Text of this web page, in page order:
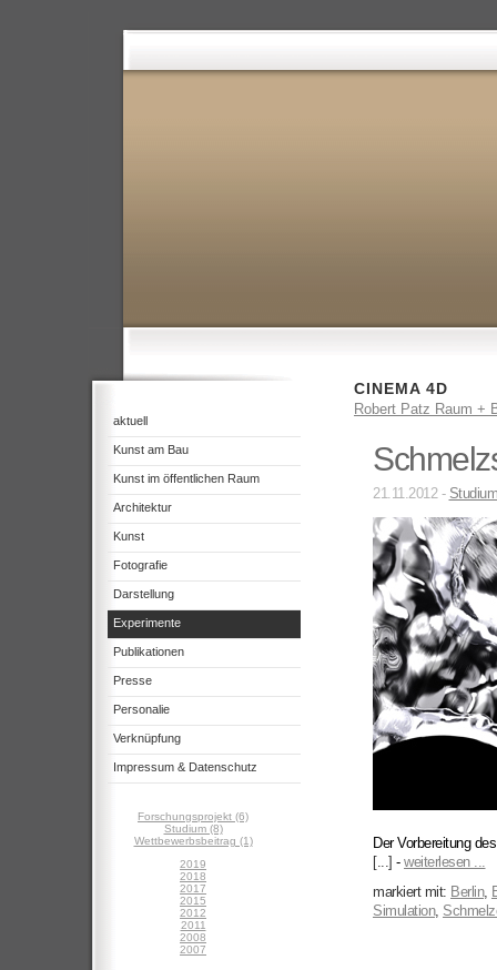
aktuell
Kunst am Bau
Kunst im öffentlichen Raum
Architektur
Kunst
Fotografie
Darstellung
Experimente
Publikationen
Presse
Personalie
Verknüpfung
Impressum & Datenschutz
Forschungsprojekt (6)
Studium (8)
Wettbewerbsbeitrag (1)
2019
2018
2017
2015
2012
2011
2008
2007
CINEMA 4D
Robert Patz Raum +
21.11.2012 - Studium
Der Vorbereitung
[...] - weiterlesen ...
markiert mit: Berlin,
Simulation,